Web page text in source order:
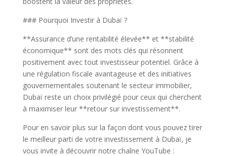
### Pourquoi Investir à Dubaï ?
**Assurance d’une rentabilité élevée** et **stabilité
économique** sont des mots clés qui résonnent
positivement avec tout investisseur potentiel. Grâce à
une régulation fiscale avantageuse et des initiatives
gouvernementales soutenant le secteur immobilier,
Dubaï reste un choix privilégié pour ceux qui cherchent
à maximiser leur **retour sur investissement**.
Pour en savoir plus sur la façon dont vous pouvez tirer
le meilleur parti de votre investissement à Dubaï, je
vous invite à découvrir notre chaîne YouTube :